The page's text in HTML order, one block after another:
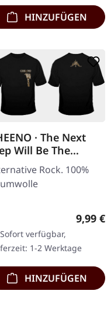
HINZUFÜGEN
· The Next
Will Be The
| T-SHIRT
Rock. 100%
9,99 €
Sofort verfügbar,
1-2 Werktage
HINZUFÜGEN